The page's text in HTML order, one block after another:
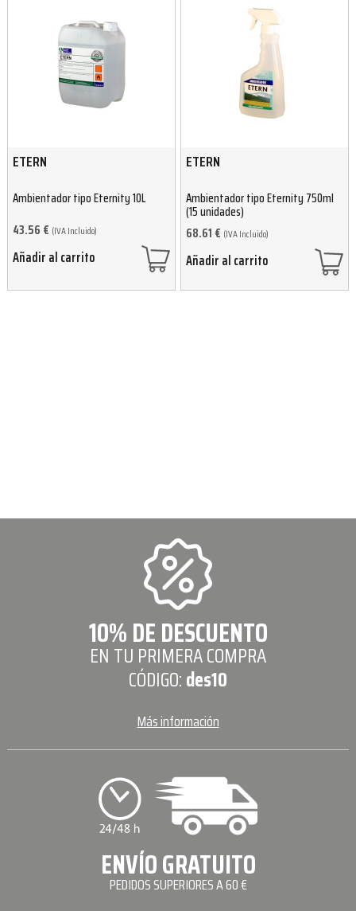
ETERN
Ambientador tipo Eternity 10L
43.56 € (IVA Incluido)
Añadir al carrito
ETERN
Ambientador tipo Eternity 750ml
(15 unidades)
68.61 € (IVA Incluido)
Añadir al carrito
10% DE DESCUENTO
EN TU PRIMERA COMPRA
CÓDIGO:des10
Más información
ENVÍO GRATUITO
PEDIDOS SUPERIORES A 60 €